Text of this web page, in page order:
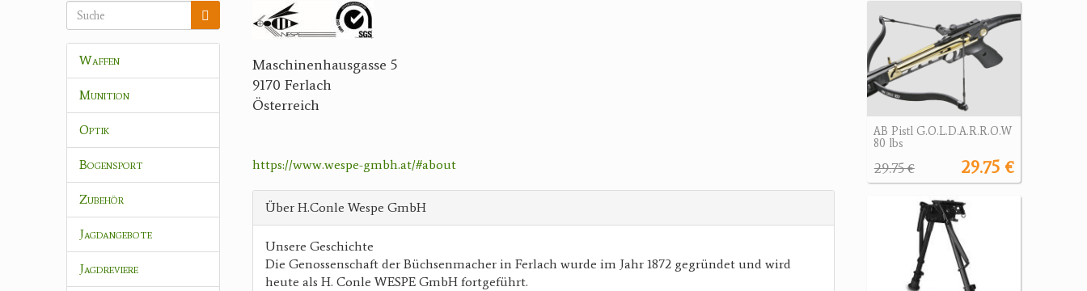
Waffen
Munition
Optik
Bogensport
Zubehör
Jagdangebote
Jagdreviere
Maschinenhausgasse 5
9170 Ferlach
Österreich
https://www.wespe-gmbh.at/#about
Über H.Conle Wespe GmbH
Unsere Geschichte
Die Genossenschaft der Büchsenmacher in Ferlach wurde im Jahr 1872 gegründet und wird
heute als H. Conle WESPE GmbH fortgeführt.
AB Pistl G.O.L.D.A.R.R.O.W
80 lbs
29.75 €
29.75 €